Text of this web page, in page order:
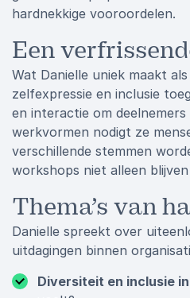
hardnekkige vooroordelen.
Een
Wat Danielle uniek maakt
zelfexpressie en inclusie
en interactie om
werkvormen nodigt ze
verschillende stemmen
workshops niet alleen
Thema’s van
Danielle spreekt over
uitdagingen binnen
Diversiteit en inclusie